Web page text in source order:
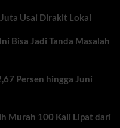
Usai Dirakit Lokal
Bisa Jadi Tanda Masalah
Persen hingga Juni
Murah 100 Kali Lipat dari